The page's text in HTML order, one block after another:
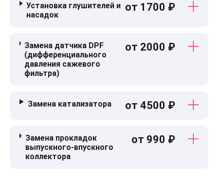
Установка глушителей и
насадок
от 1700 ₽
Замена датчика DPF
(дифференциального
давления сажевого
фильтра)
от 2000 ₽
Замена катализатора от 4500 ₽
Замена прокладок
выпускного-впускного
коллектора
от 990 ₽